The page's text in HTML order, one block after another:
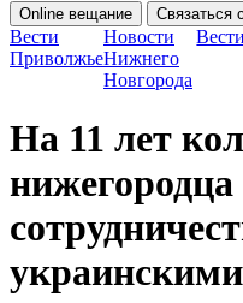
Online вещание Связаться
Вести
Приволжье
Новости
Нижнего
Новгорода
На 11 лет
нижегородца